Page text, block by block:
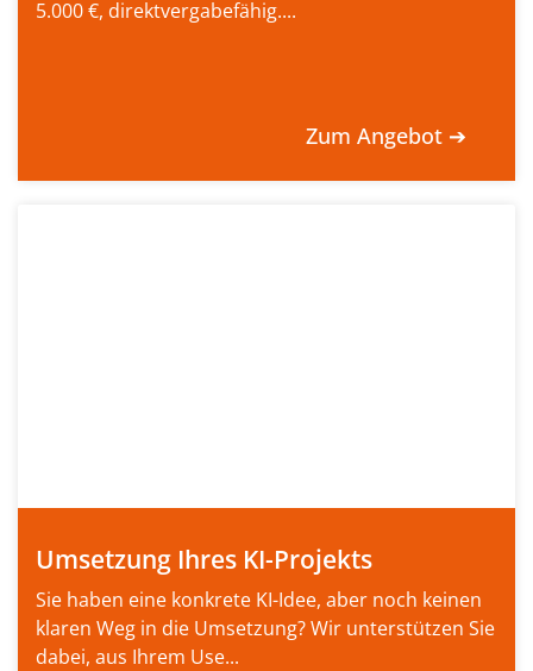
5.000 €, direktvergabefähig....
Zum Angebot ➔
Umsetzung Ihres KI-Projekts
Sie haben eine konkrete KI-Idee, aber noch keinen
klaren Weg in die Umsetzung? Wir unterstützen Sie
dabei, aus Ihrem Use...